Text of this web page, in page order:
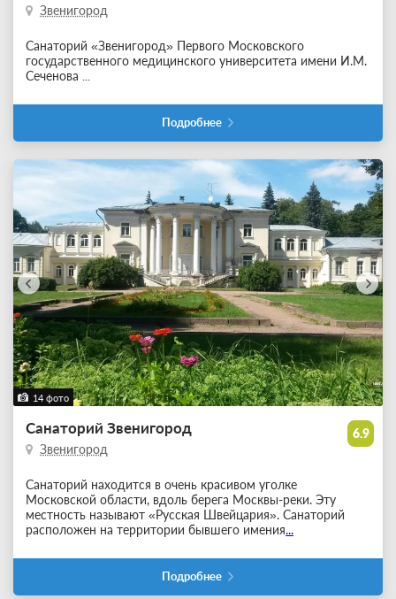
Звенигород
Санаторий «Звенигород» Первого Московского
государственного медицинского университета имени И.М.
Сеченова
Подробнее
14 фото
6.9
Санаторий Звенигород
Звенигород
Санаторий находится в очень красивом уголке
Московской области, вдоль берега Москвы-реки. Эту
местность называют «Русская Швейцария». Санаторий
расположен на территории бывшего имения...
Подробнее